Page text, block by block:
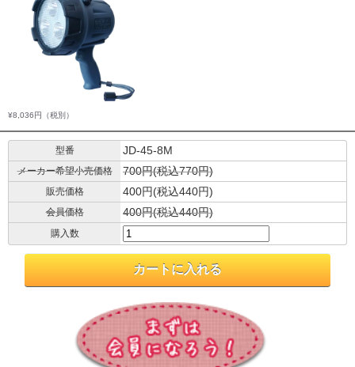
¥8,036円 （税別）
型番 JD-45-8M
メーカー希望小売価格 700円(税込770円)
販売価格 400円(税込440円)
会員価格 400円(税込440円)
購入数